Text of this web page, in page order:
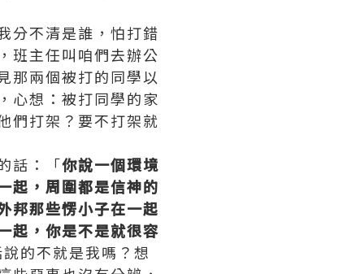
分不清是誰，怕打錯
班主任叫咱們去辦公
那兩個被打的同學以
心想：被打同學的家
們打架？要不打架就
話：「你說一個環境
起，周圍都是信神的
邦那些愣小子在一起
起，你是不是就很容
的不就是我嗎？想